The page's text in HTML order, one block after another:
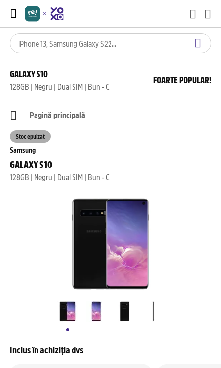
GALAXY S10
128GB | Negru | Dual SIM | Bun - C
FOARTE POPULAR!
Pagină principală
Samsung
GALAXY S10
128GB | Negru | Dual SIM | Bun - C
Stoc epuizat
Inclus în achiziția dvs